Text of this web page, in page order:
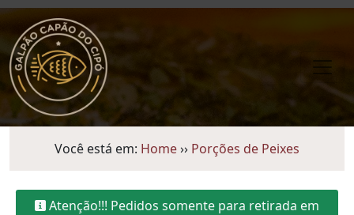
Você está em: Home›› Porções de Peixes
Atenção!!! Pedidos somente para retirada em